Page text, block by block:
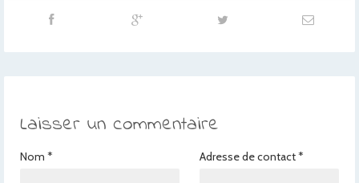
Laisser un commentaire
Nom * Adresse de contact*